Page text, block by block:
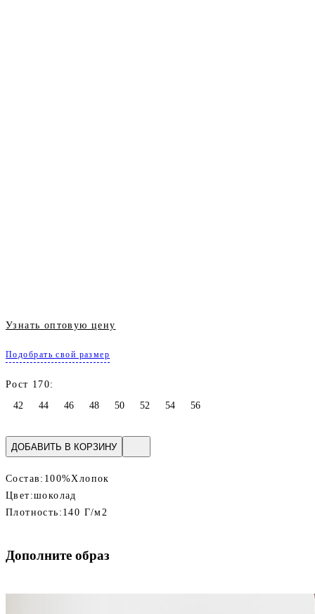
Узнать оптовую цену
Подобрать свой размер
Рост 170:
42
44 46 48 50 52 54 56
ДОБАВИТЬ В КОРЗИНУ
Состав: 100%Хлопок
Цвет:шоколад
Плотность: 140 Г/м2
Дополните образ